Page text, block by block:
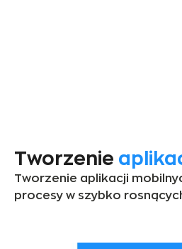
Tworzenie
Tworzenie aplikacji
procesy w szybko